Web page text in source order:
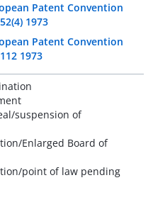
Patent Convention
1973
Patent Convention
1973
suspension of
Enlarged Board of
point of law pending